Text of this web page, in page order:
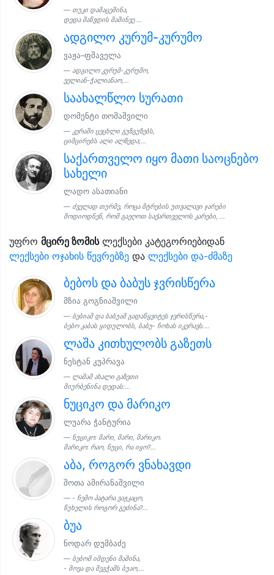
თუკი დამაცემინა,
დედა მაწვდის მაშინვე ...
ადგილო კურუმ-კურუმო
ვაჟა–ფშაველა
ადგილო კურუმ-კურუმო,
ველიან-ჭალიანაო,...
საახალწლო სურათი
დომენტი თომაშვილი
კერაში ცეცხლი გუზგუზებს,
ციმცირებს ალი ალზედა;...
საქართველო იყო მათი საოცნებო
სახელი
ლადო ასათიანი
ძველად თურმე, როცა მტრების უთვალავი ჯარები
მოდიოდნენ, რომ გაეღოთ საქართველოს კარები, ...
უფრო მცირე ზომისლექსები კატეგორიებიდან
ლექსები ოჯახის წევრებზე და ლექსები და-ძმაზე
ბებოს და ბაბუს ჯვრისწერა
მზია გოგნიაშვილი
ბებიამ და ბაბუამ გადაწყვიტეს ჯვრისწერა,-
ბებო კაბას ყიდულობს, ბაბუ- ჩოხას იკერავს....
ლაშა კითხულობს გაზეთს
ნესტან კუპრავა
ლაშამ ახალი გაზეთი
მიურბენინა დედას:...
ნუციკო და მარიკო
ლუარა ჭანტურია
ნუციკო: მარი, მარი, მარიკო.
მარიკო: რაო, ნუცი, რა იყო?...
აბა, როგორ ვნახავდი
შოთა ამირანაშვილი
- ჩემო პატარა ვაჟკაცო,
წუხელის როგორ გეძინა?...
ბუა
ნოდარ დუმბაძე
ბებომ იმდენი მაშინა,
- მოვა და შეგჭამს ბუაო,...